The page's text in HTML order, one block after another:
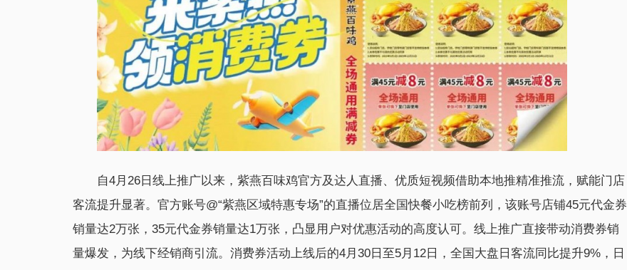
自4月26日线上推广以来，紫燕百味鸡官方及达人直播、优质短视频借助本地推精准推流，赋能门店
客流提升显著。官方账号@“紫燕区域特惠专场”的直播位居全国快餐小吃榜前列，该账号店铺45元代金券
销量达2万张，35元代金券销量达1万张，凸显用户对优惠活动的高度认可。线上推广直接带动消费券销
量爆发，为线下经销商引流。消费券活动上线后的4月30日至5月12日，全国大盘日客流同比提升9%，日